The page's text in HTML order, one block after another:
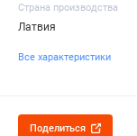
Страна производства
Латвия
Все характеристики
Поделиться